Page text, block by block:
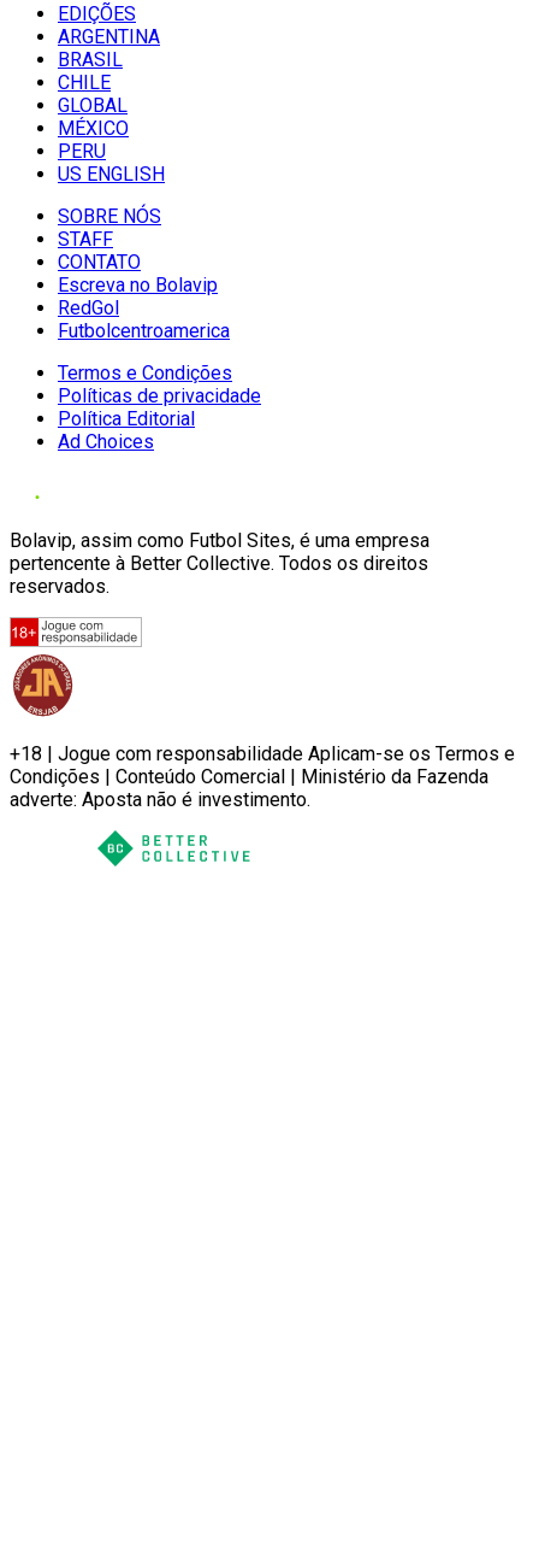
EDIÇÕES
ARGENTINA
BRASIL
CHILE
GLOBAL
MÉXICO
PERU
US ENGLISH
SOBRE NÓS
STAFF
CONTATO
Escreva no Bolavip
RedGol
Futbolcentroamerica
Termos e Condições
Políticas de privacidade
Política Editorial
Ad Choices
Bolavip, assim como Futbol Sites, é uma empresa
pertencente à Better Collective. Todos os direitos
reservados.
+18 | Jogue com responsabilidade Aplicam-se os Termos e
Condições | Conteúdo Comercial | Ministério da Fazenda
adverte: Aposta não é investimento.